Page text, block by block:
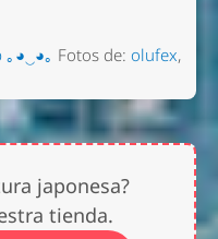
｡◕‿◕｡ Fotos de: olufex,
japonesa?
tienda.